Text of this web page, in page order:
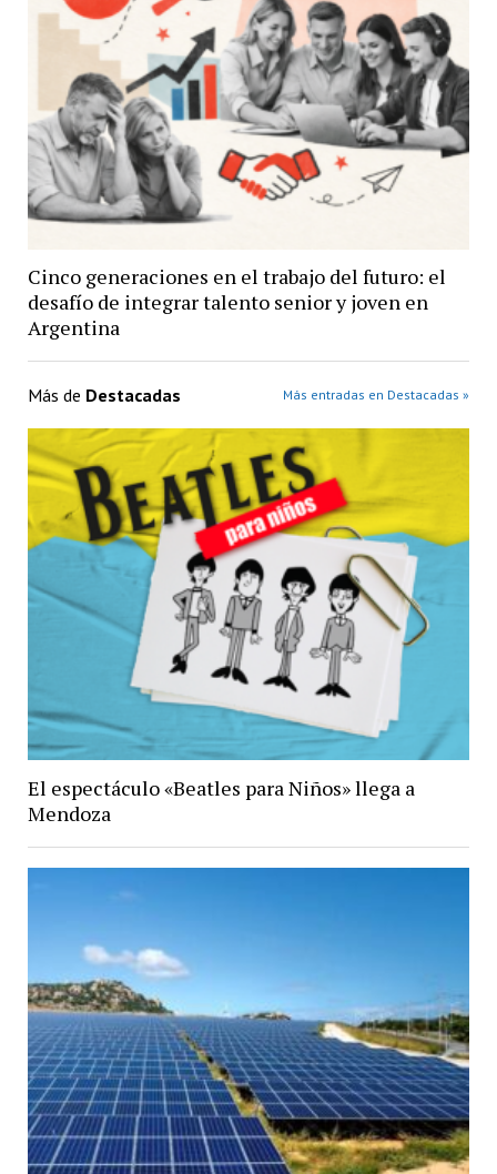
Cinco generaciones en el trabajo del futuro: el
desafío de integrar talento senior y joven en
Argentina
Más de Destacadas Más entradas en Destacadas »
El espectáculo «Beatles para Niños» llega a
Mendoza